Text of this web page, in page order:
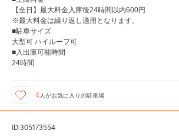
【全日】最大料金入庫後24時間以内600円
※最大料金は繰り返し適用となります。
■駐車サイズ
大型可 ハイルーフ可
■入出庫可能時間
24時間
4人がお気に入りの駐車場
ID:305173554